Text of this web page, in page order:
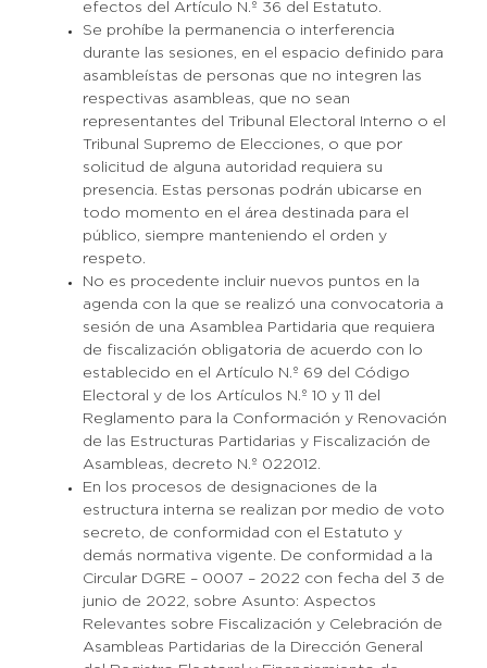
efectos del Artículo N.º 36 del Estatuto.
Se prohíbe la permanencia o interferencia
durante las sesiones, en el espacio definido para
asambleístas de personas que no integren las
respectivas asambleas, que no sean
representantes del Tribunal Electoral Interno o el
Tribunal Supremo de Elecciones, o que por
solicitud de alguna autoridad requiera su
presencia. Estas personas podrán ubicarse en
todo momento en el área destinada para el
público, siempre manteniendo el orden y
respeto.
No es procedente incluir nuevos puntos en la
agenda con la que se realizó una convocatoria a
sesión de una Asamblea Partidaria que requiera
de fiscalización obligatoria de acuerdo con lo
establecido en el Artículo N.º 69 del Código
Electoral y de los Artículos N.º 10 y 11 del
Reglamento para la Conformación y Renovación
de las Estructuras Partidarias y Fiscalización de
Asambleas, decreto N.º 022012.
En los procesos de designaciones de la
estructura interna se realizan por medio de voto
secreto, de conformidad con el Estatuto y
demás normativa vigente. De conformidad a la
Circular DGRE – 0007 – 2022 con fecha del 3 de
junio de 2022, sobre Asunto: Aspectos
Relevantes sobre Fiscalización y Celebración de
Asambleas Partidarias de la Dirección General